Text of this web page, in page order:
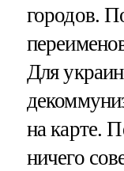
городов.
Для
на карте.
ничего